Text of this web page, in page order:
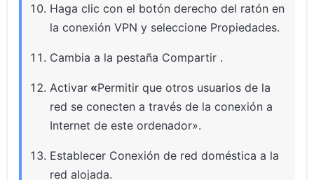
Haga clic con el botón derecho del ratón en
la conexión VPN y seleccione Propiedades.
Cambia a la pestaña Compartir .
Activar «Permitir que otros usuarios de la
red se conecten a través de la conexión a
Internet de este ordenador».
Establecer Conexión de red doméstica a la
red alojada.